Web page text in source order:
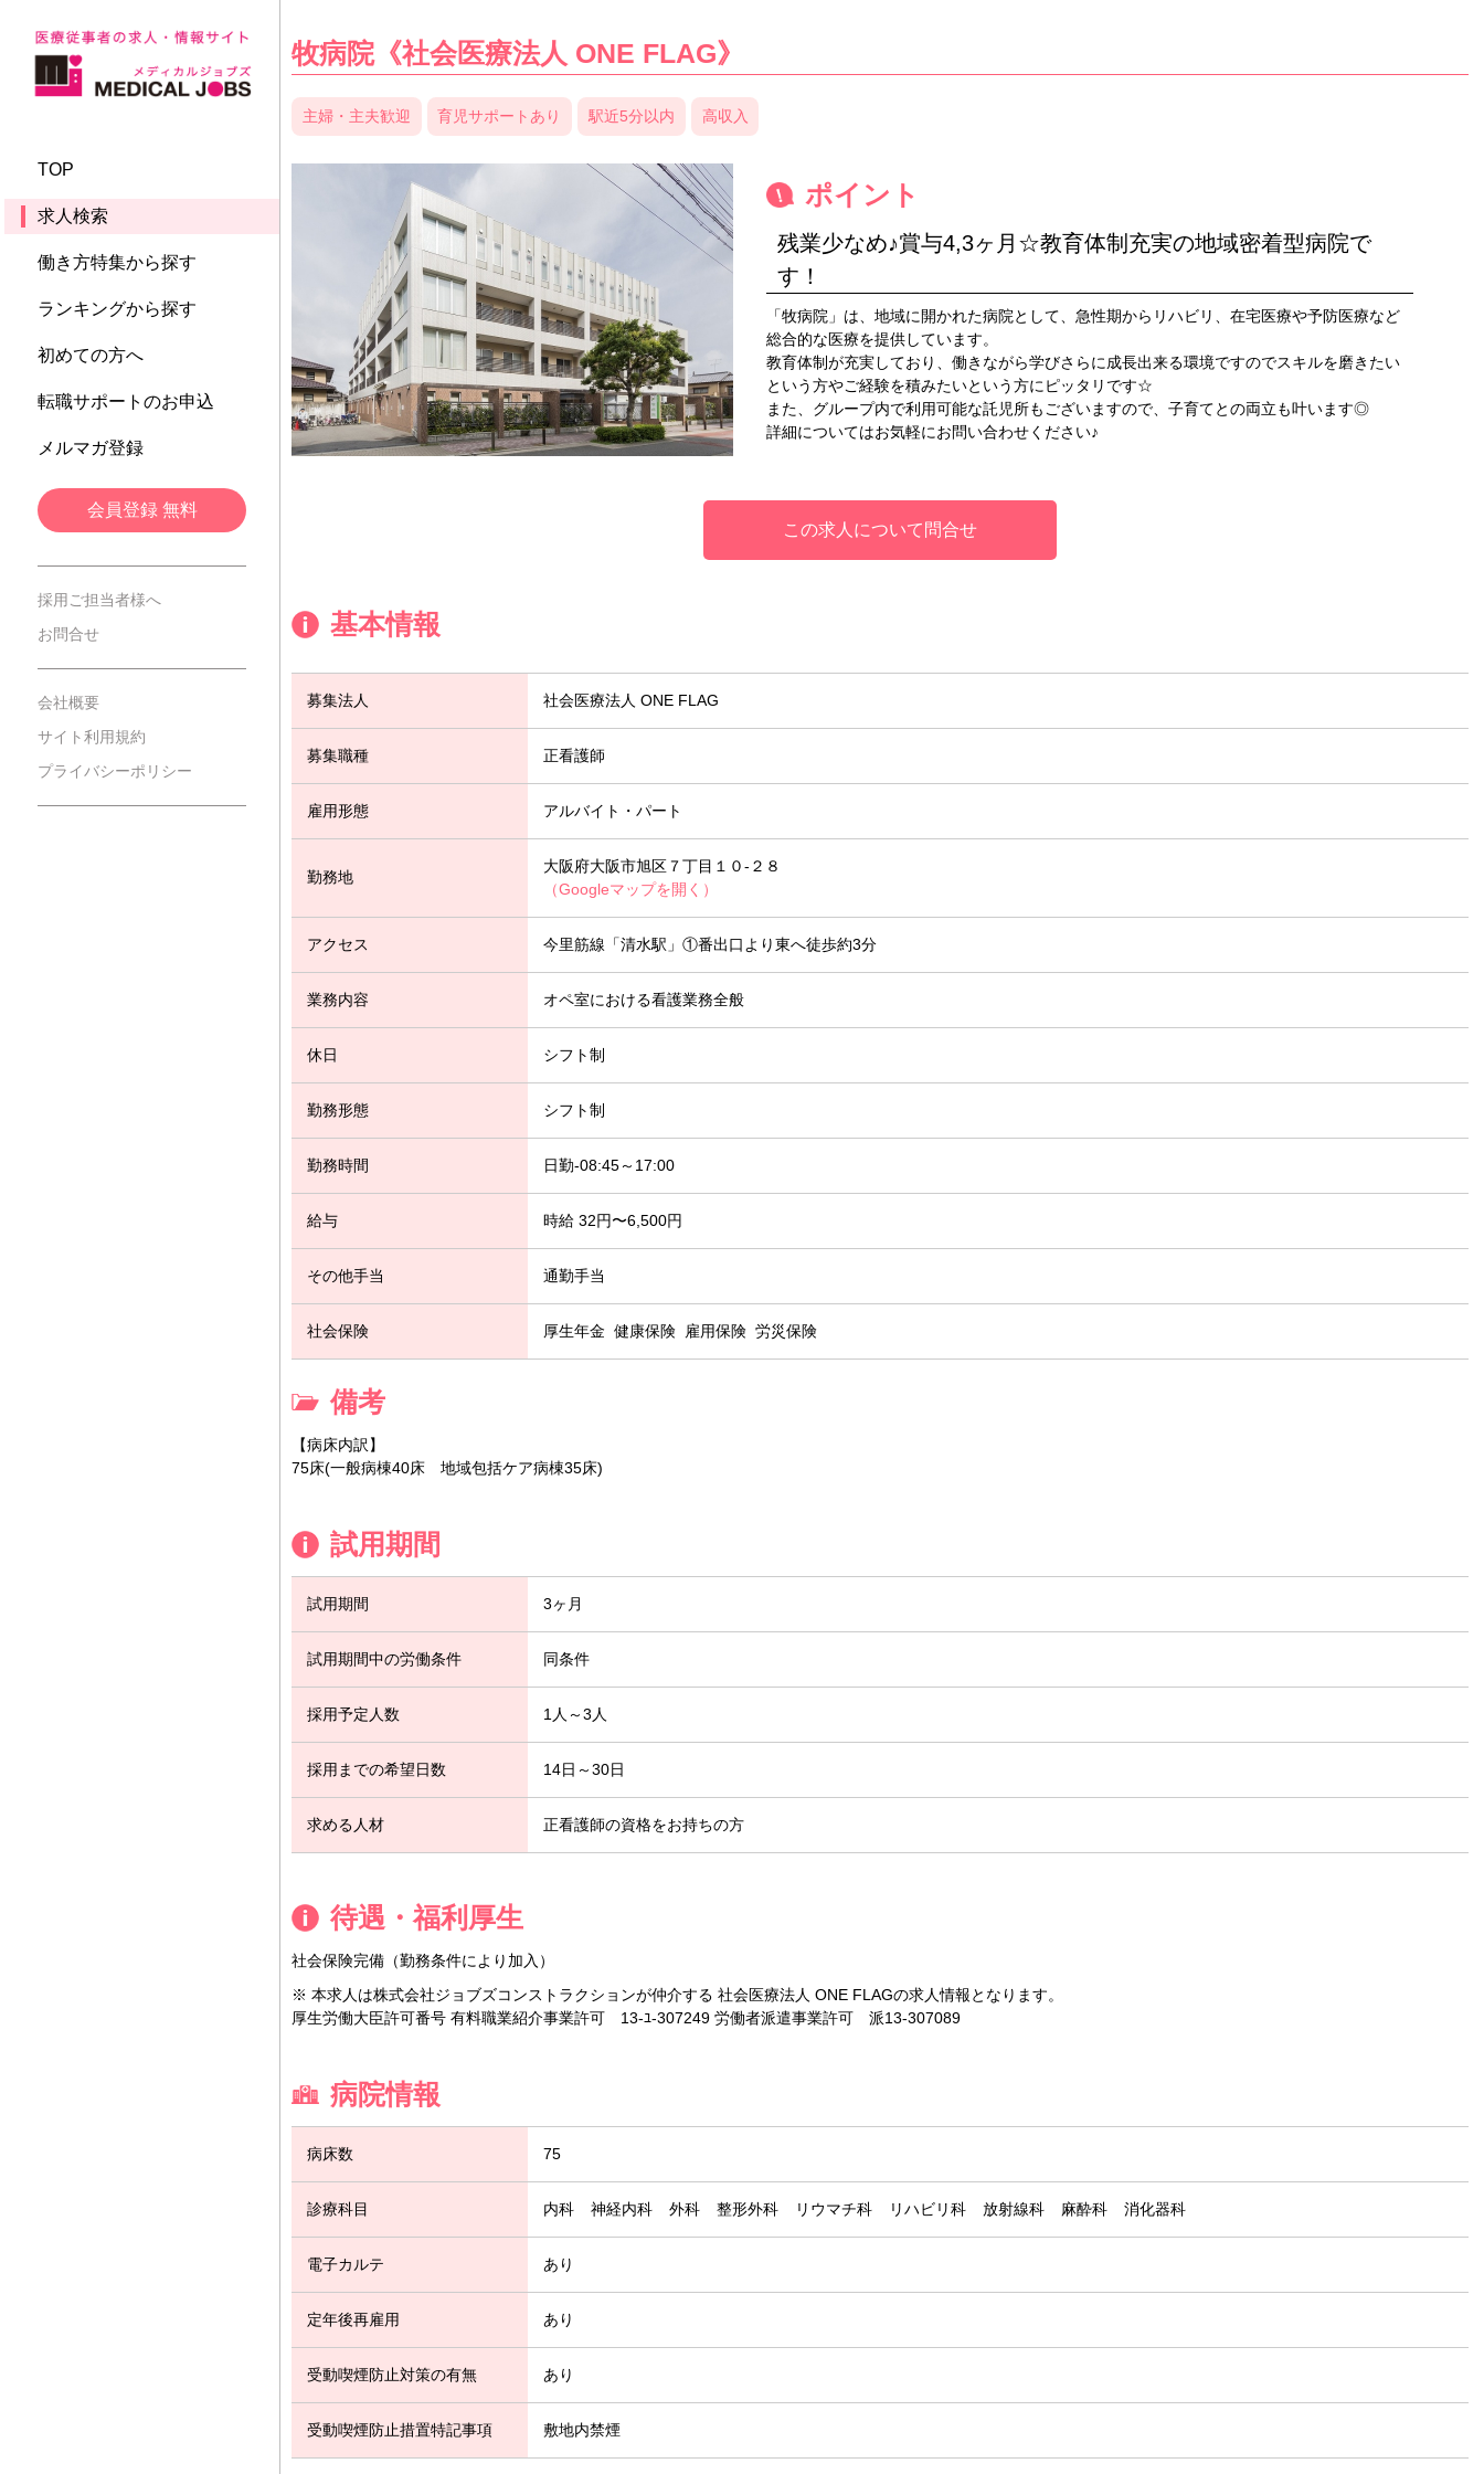
TOP
求人検索
働き方特集から探す
ランキングから探す
初めての方へ
転職サポートのお申込
メルマガ登録
会員登録 無料
採用ご担当者様へ
お問合せ
会社概要
サイト利用規約
プライバシーポリシー
牧病院《社会医療法人 ONE FLAG》
主婦・主夫歓迎 育児サポートあり 駅近5分以内 高収入
ポイント
残業少なめ♪賞与4,3ヶ月☆教育体制充実の地域密着型病院で
す！
「牧病院」は、地域に開かれた病院として、急性期からリハビリ、在宅医療や予防医療など
総合的な医療を提供しています。
教育体制が充実しており、働きながら学びさらに成長出来る環境ですのでスキルを磨きたい
という方やご経験を積みたいという方にピッタリです☆
また、グループ内で利用可能な託児所もございますので、子育てとの両立も叶います◎
詳細についてはお気軽にお問い合わせください♪
この求人について問合せ
基本情報
募集法人 社会医療法人 ONE FLAG
募集職種 正看護師
雇用形態 アルバイト・パート
勤務地
大阪府大阪市旭区７丁目１０-２８
（Googleマップを開く）
アクセス 今里筋線「清水駅」①番出口より東へ徒歩約3分
業務内容 オペ室における看護業務全般
休日 シフト制
勤務形態 シフト制
勤務時間 日勤-08:45～17:00
給与 時給 32円〜6,500円
その他手当 通勤手当
社会保険 厚生年金 健康保険 雇用保険 労災保険
備考
【病床内訳】
75床(一般病棟40床 地域包括ケア病棟35床)
試用期間
試用期間 3ヶ月
試用期間中の労働条件 同条件
採用予定人数 1人～3人
採用までの希望日数 14日～30日
求める人材 正看護師の資格をお持ちの方
待遇・福利厚生
社会保険完備（勤務条件により加入）
※ 本求人は株式会社ジョブズコンストラクションが仲介する 社会医療法人 ONE FLAGの求人情報となります。
厚生労働大臣許可番号 有料職業紹介事業許可 13-ﾕ-307249 労働者派遣事業許可 派13-307089
病院情報
病床数 75
診療科目 内科 神経内科 外科 整形外科 リウマチ科 リハビリ科 放射線科 麻酔科 消化器科
電子カルテ あり
定年後再雇用 あり
受動喫煙防止対策の有無 あり
受動喫煙防止措置特記事項 敷地内禁煙